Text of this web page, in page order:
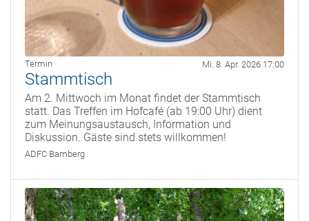
Termin Mi. 8. Apr. 2026 17:00
Stammtisch
Am 2. Mittwoch im Monat findet der Stammtisch
statt. Das Treffen im Hofcafé (ab 19:00 Uhr) dient
zum Meinungsaustausch, Information und
Diskussion. Gäste sind stets willkommen!
ADFC Bamberg